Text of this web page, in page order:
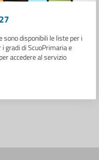
disponibili le liste per i
i gradi di ScuoPrimaria e
accedere al servizio